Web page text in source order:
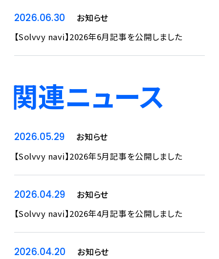
2026.06.30
お知らせ
【Solvvy navi】2026年6月記事を公開しました
関連ニュース
2026.05.29
お知らせ
【Solvvy navi】2026年5月記事を公開しました
2026.04.29
お知らせ
【Solvvy navi】2026年4月記事を公開しました
2026.04.20 お知らせ